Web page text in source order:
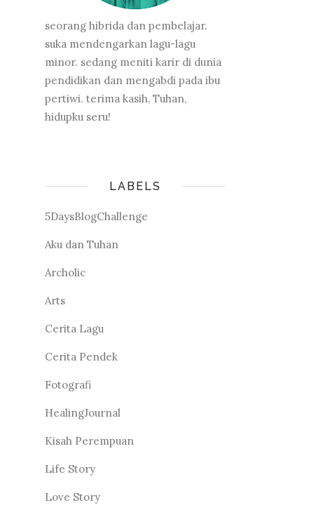
seorang hibrida dan pembelajar.
suka mendengarkan lagu-lagu
minor. sedang meniti karir di dunia
pendidikan dan mengabdi pada ibu
pertiwi. terima kasih, Tuhan,
hidupku seru!
LABELS
5DaysBlogChallenge
Aku dan Tuhan
Archolic
Arts
Cerita Lagu
Cerita Pendek
Fotografi
HealingJournal
Kisah Perempuan
Life Story
Love Story